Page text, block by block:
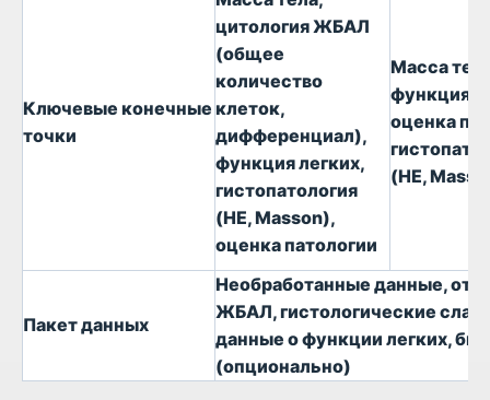
Ключевые конечные
точки
цитология ЖБАЛ
(общее
количество
клеток,
дифференциал),
функция легких,
гистопатология
(HE, Masson),
оценка патологии
Масса
функция
оценка
(HE,
Пакет данных
Необработанные данные,
ЖБАЛ, гистологические
данные о функции легких,
(опционально)